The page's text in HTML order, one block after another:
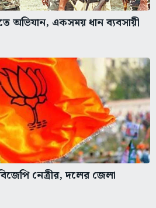
অভিযান, একসময় ধান ব্যবসায়ী
নেত্রীর, দলের জেলা